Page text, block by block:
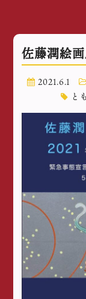
佐藤潤絵
2021.6.1
と